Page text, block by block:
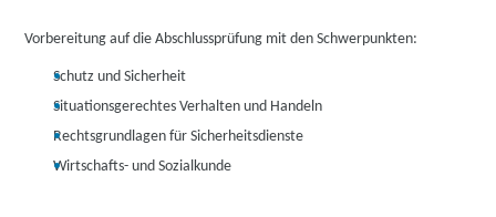
Vorbereitung auf die Abschlussprüfung mit den Schwerpunkten:
Schutz und Sicherheit
Situationsgerechtes Verhalten und Handeln
Rechtsgrundlagen für Sicherheitsdienste
Wirtschafts- und Sozialkunde